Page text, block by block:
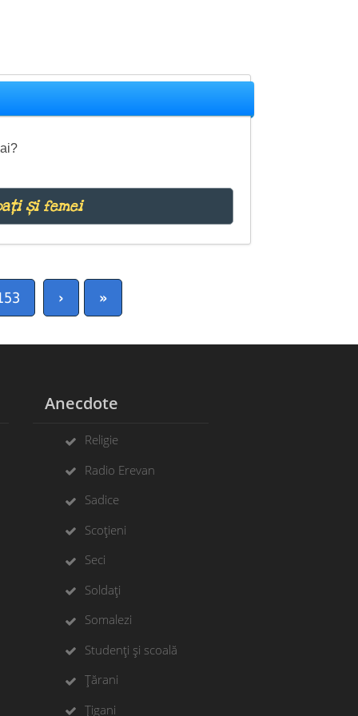
și femei
› »
Anecdote
Religie
Radio Erevan
Sadice
Scoțieni
Seci
Soldați
Somalezi
Studenți și scoală
Țărani
Țigani